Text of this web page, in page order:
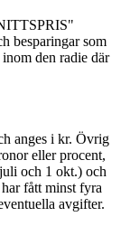
besparingar som
den radie där
anges i kr. Övrig
eller procent,
och 1 okt.) och
har fått minst fyra
avgifter.